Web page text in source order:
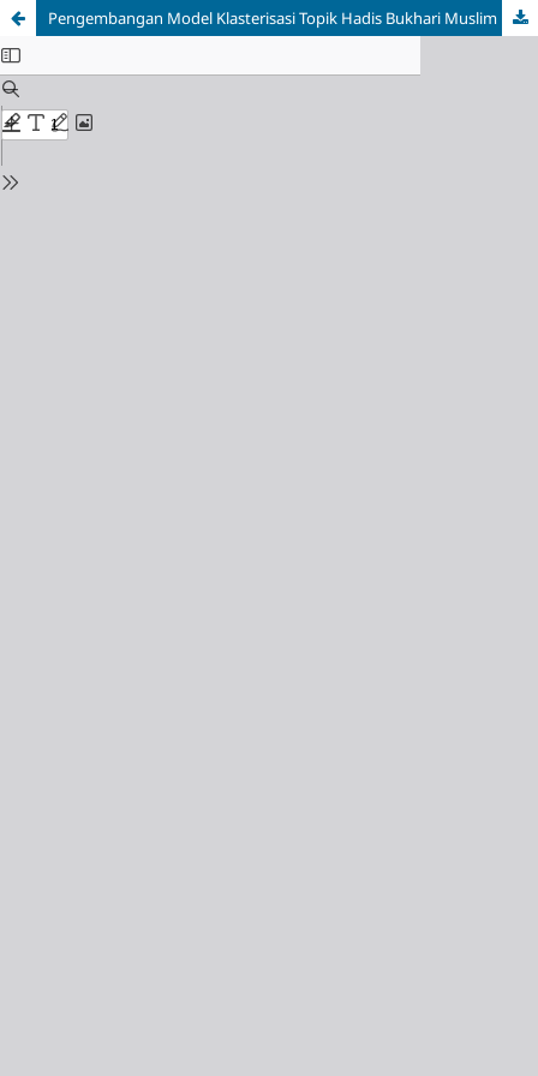
Pengembangan Model Klasterisasi Topik Hadis Bukhari Muslim Menggunakan BERT dengan Penambahan Fitur Semantik